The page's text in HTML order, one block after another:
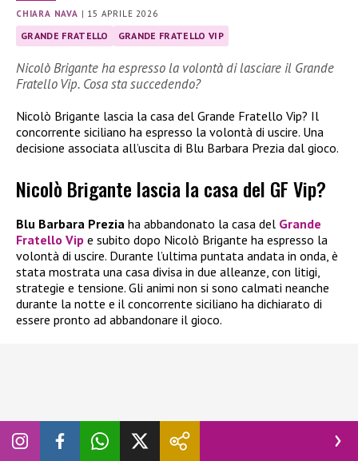
CHIARA NAVA | 15 APRILE 2026
GRANDE FRATELLO GRANDE FRATELLO VIP
Nicolò Brigante ha espresso la volontà di lasciare il Grande
Fratello Vip. Cosa sta succedendo?
Nicolò Brigante lascia la casa del Grande Fratello Vip? Il
concorrente siciliano ha espresso la volontà di uscire. Una
decisione associata all’uscita di Blu Barbara Prezia dal gioco.
Nicolò Brigante lascia la casa del GF Vip?
Blu Barbara Prezia ha abbandonato la casa del Grande
Fratello Vip e subito dopo Nicolò Brigante ha espresso la
volontà di uscire. Durante l’ultima puntata andata in onda, è
stata mostrata una casa divisa in due alleanze, con litigi,
strategie e tensione. Gli animi non si sono calmati neanche
durante la notte e il concorrente siciliano ha dichiarato di
essere pronto ad abbandonare il gioco.